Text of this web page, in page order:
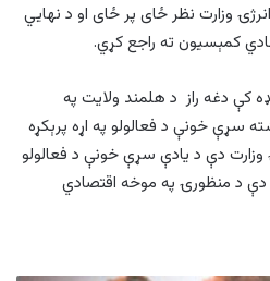
وزارت نظر ځای پر ځای او د نهايي
کمېسیون ته راجع کړي.
اقتصادي معاونیت وایي، په غونډه کې دغه راز ‎ د هلمند ولایت په
سړې خونې د فعالولو په اړه پرېکړه
دې د یادې سړې خونې د فعالولو
دې د منظورۍ په موخه اقتصادي